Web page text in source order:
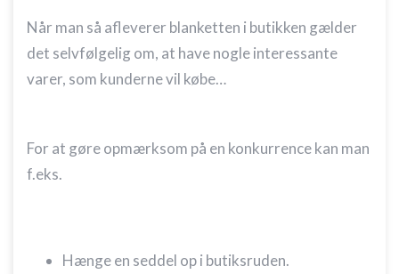
Når man så afleverer blanketten i butikken gælder
det selvfølgelig om, at have nogle interessante
varer, som kunderne vil købe…
For at gøre opmærksom på en konkurrence kan man
f.eks.
Hænge en seddel op i butiksruden.